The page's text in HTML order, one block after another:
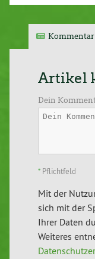
Kommentar
Artikel
Dein
* Pflichtfeld
Mit der
sich mit der
Ihrer Daten
Weiteres